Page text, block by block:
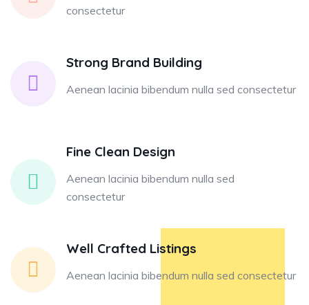
consectetur
Strong Brand Building
Aenean lacinia bibendum nulla sed consectetur
Fine Clean Design
Aenean lacinia bibendum nulla sed
consectetur
Well Crafted Listings
Aenean lacinia bibendum nulla sed consectetur